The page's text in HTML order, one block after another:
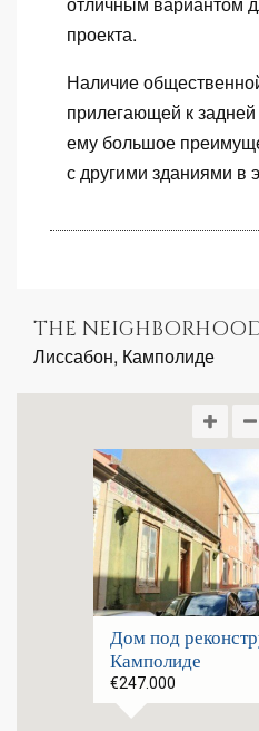
проекта.
Наличие
прилегающей к
ему большое
с другими зданиями в
THE
Лиссабон, Камполиде
Дом под
Камполиде
€247.000